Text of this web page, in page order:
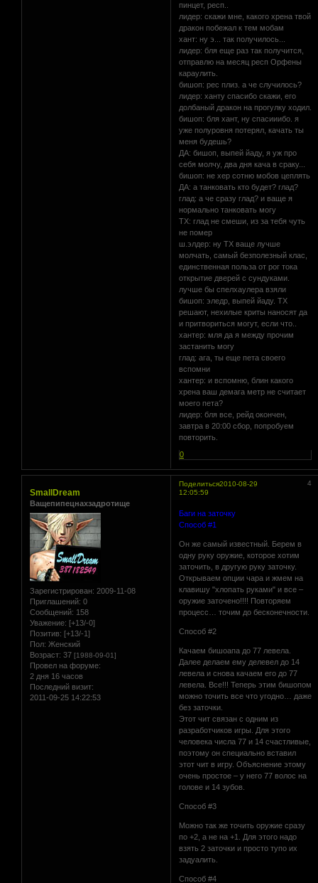
пинцет, респ..
лидер: скажи мне, какого хрена твой
дракон побежал к тем мобам
хант: ну э... так получилось...
лидер: бля еще раз так получится,
отправлю на месяц респ Орфены
караулить.
бишоп: рес плиз. а че случилось?
лидер: ханту спасибо скажи, его
долбаный дракон на прогулку ходил.
бишоп: бля хант, ну спасииибо. я
уже полуровня потерял, качать ты
меня будешь?
ДА: бишоп, выпей йаду, я уж про
себя молчу, два дня кача в сраку...
бишоп: не хер сотню мобов цеплять
ДА: а танковать кто будет? глад?
глад: а че сразу глад? и ваще я
нормально танковать могу
ТХ: глад не смеши, из за тебя чуть
не помер
ш.элдер: ну ТХ ваще лучше
молчать, самый безполезный клас,
единственная польза от рог тока
открытие дверей с сундуками.
лучше бы спелхаулера взяли
бишоп: эледр, выпей йаду. ТХ
решают, нехилые криты наносят да
и притвориться могут, если что..
хантер: мля да я между прочим
застанить могу
глад: ага, ты еще пета своего
вспомни
хантер: и вспомню, блин какого
хрена ваш демага метр не считает
моего пета?
лидер: бля все, рейд окончен,
завтра в 20:00 сбор, попробуем
повторить.
0
Поделиться 4
2010-08-29
12:05:59
SmallDream
Ващепипецнахзадротище
Зарегистрирован: 2009-11-08
Приглашений: 0
Сообщений: 158
Уважение: [+13/-0]
Позитив: [+13/-1]
Пол: Женский
Возраст: 37 [1988-09-01]
Провел на форуме:
2 дня 16 часов
Последний визит:
2011-09-25 14:22:53
Баги на заточку
Способ #1
Он же самый известный. Берем в
одну руку оружие, которое хотим
заточить, в другую руку заточку.
Открываем опции чара и жмем на
клавишу "хлопать руками" и все –
оружие заточено!!!! Повторяем
процесс… точим до бесконечности.
Способ #2
Качаем бишоапа до 77 левела.
Далее делаем ему делевел до 14
левела и снова качаем его до 77
левела. Все!!! Теперь этим бишопом
можно точить все что угодно… даже
без заточки.
Этот чит связан с одним из
разработчиков игры. Для этого
человека числа 77 и 14 счастливые,
поэтому он специально вставил
этот чит в игру. Объяснение этому
очень простое – у него 77 волос на
голове и 14 зубов.
Способ #3
Можно так же точить оружие сразу
по +2, а не на +1. Для этого надо
взять 2 заточки и просто тупо их
задуалить.
Способ #4